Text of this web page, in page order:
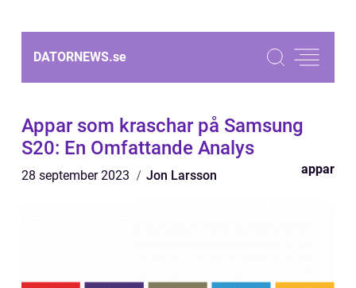
DATORNEWS.se
Appar som kraschar på Samsung
S20: En Omfattande Analys
28 september 2023 Jon Larsson appar